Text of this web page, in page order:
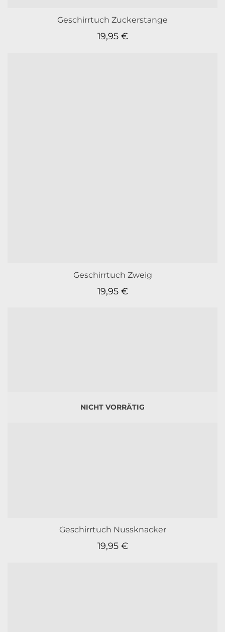
Geschirrtuch Zuckerstange
19,95 €
Geschirrtuch Zweig
19,95 €
NICHT VORRÄTIG
Geschirrtuch Nussknacker
19,95 €